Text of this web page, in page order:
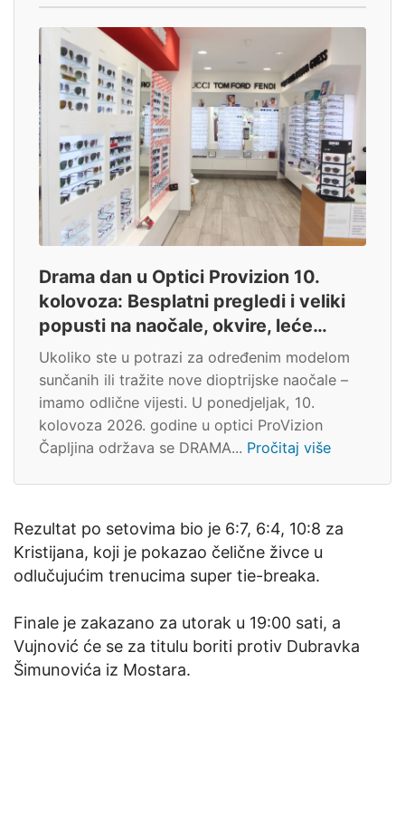
Drama dan u Optici Provizion 10.
kolovoza: Besplatni pregledi i veliki
popusti na naočale, okvire, leće…
Ukoliko ste u potrazi za određenim modelom
sunčanih ili tražite nove dioptrijske naočale –
imamo odlične vijesti. U ponedjeljak, 10.
kolovoza 2026. godine u optici ProVizion
Čapljina održava se DRAMA... Pročitaj više
Rezultat po setovima bio je 6:7, 6:4, 10:8 za
Kristijana, koji je pokazao čelične živce u
odlučujućim trenucima super tie-breaka.
Finale je zakazano za utorak u 19:00 sati, a
Vujnović će se za titulu boriti protiv Dubravka
Šimunovića iz Mostara.